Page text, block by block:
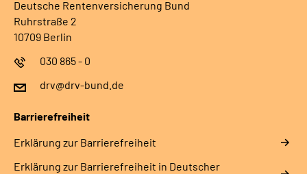
Deutsche Rentenversicherung Bund
Ruhrstraße 2
10709 Berlin
030 865 - 0
drv@drv-bund.de
Barrierefreiheit
Erklärung zur Barrierefreiheit
Erklärung zur Barrierefreiheit in Deutscher